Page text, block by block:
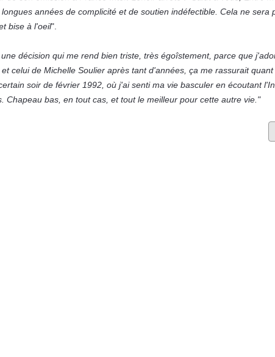
années de complicité et de soutien indéfectible. Cela ne sera
bise à l'oeil".
une décision qui me rend bien triste, très égoîstement, parce que
celui de Michelle Soulier après tant d'années, ça me rassurait
soir de février 1992, où j'ai senti ma vie basculer en écoutant
Chapeau bas, en tout cas, et tout le meilleur pour cette autre vie."